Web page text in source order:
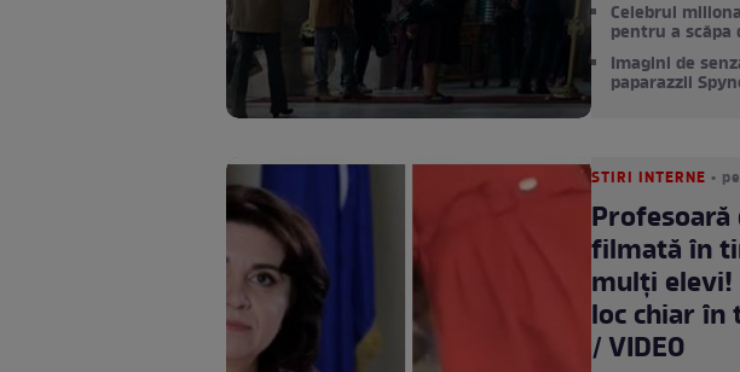
Celebrul
pentru a scăpa
Imagini de
paparazzii
STIRI INTERNE •
filmată în
mulți elevi!
loc chiar
/ VIDEO